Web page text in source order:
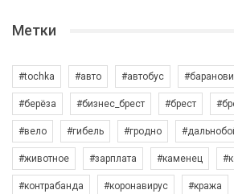
Метки
#tochka #авто #автобус
#берёза #бизнес_брест #брест
#вело #гибель #гродно
#животное #зарплата #каменец
#контрабанда #коронавирус #кража